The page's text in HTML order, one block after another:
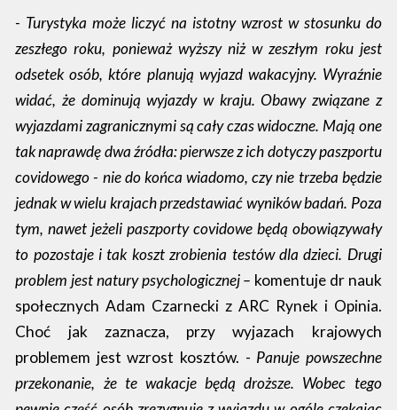
- Turystyka może liczyć na istotny wzrost w stosunku do
zeszłego roku, ponieważ wyższy niż w zeszłym roku jest
odsetek osób, które planują wyjazd wakacyjny. Wyraźnie
widać, że dominują wyjazdy w kraju. Obawy związane z
wyjazdami zagranicznymi są cały czas widoczne. Mają one
tak naprawdę dwa źródła: pierwsze z ich dotyczy paszportu
covidowego - nie do końca wiadomo, czy nie trzeba będzie
jednak w wielu krajach przedstawiać wyników badań. Poza
tym, nawet jeżeli paszporty covidowe będą obowiązywały
to pozostaje i tak koszt zrobienia testów dla dzieci. Drugi
problem jest natury psychologicznej – komentuje dr nauk
społecznych Adam Czarnecki z ARC Rynek i Opinia.
Choć jak zaznacza, przy wyjazach krajowych
problemem jest wzrost kosztów. - Panuje powszechne
przekonanie, że te wakacje będą droższe. Wobec tego